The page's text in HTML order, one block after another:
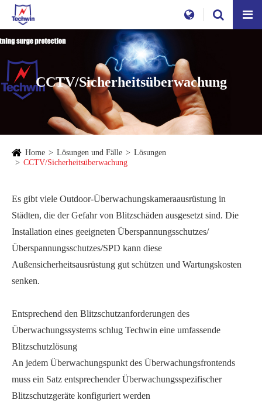
CCTV/Sicherheitsüberwachung
Home Lösungen und Fälle
Lösungen
CCTV/Sicherheitsüberwachung
Es gibt viele Outdoor-Überwachungskameraausrüstung in
Städten, die der Gefahr von Blitzschäden ausgesetzt sind. Die
Installation eines geeigneten Überspannungsschutzes/
Überspannungsschutzes/SPD kann diese
Außensicherheitsausrüstung gut schützen und Wartungskosten
senken.
Entsprechend den Blitzschutzanforderungen des
Überwachungssystems schlug Techwin eine umfassende
Blitzschutzlösung
An jedem Überwachungspunkt des Überwachungsfrontends
muss ein Satz entsprechender Überwachungsspezifischer
Blitzschutzgeräte konfiguriert werden